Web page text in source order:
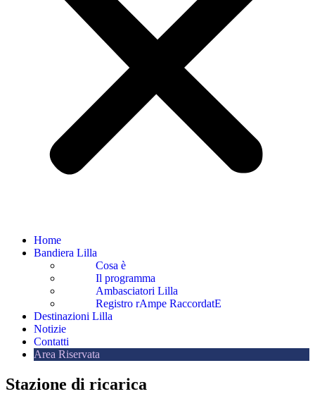
Home
Bandiera Lilla
Cosa è
Il programma
Ambasciatori Lilla
Registro rAmpe RaccordatE
Destinazioni Lilla
Notizie
Contatti
Area Riservata
Stazione di ricarica